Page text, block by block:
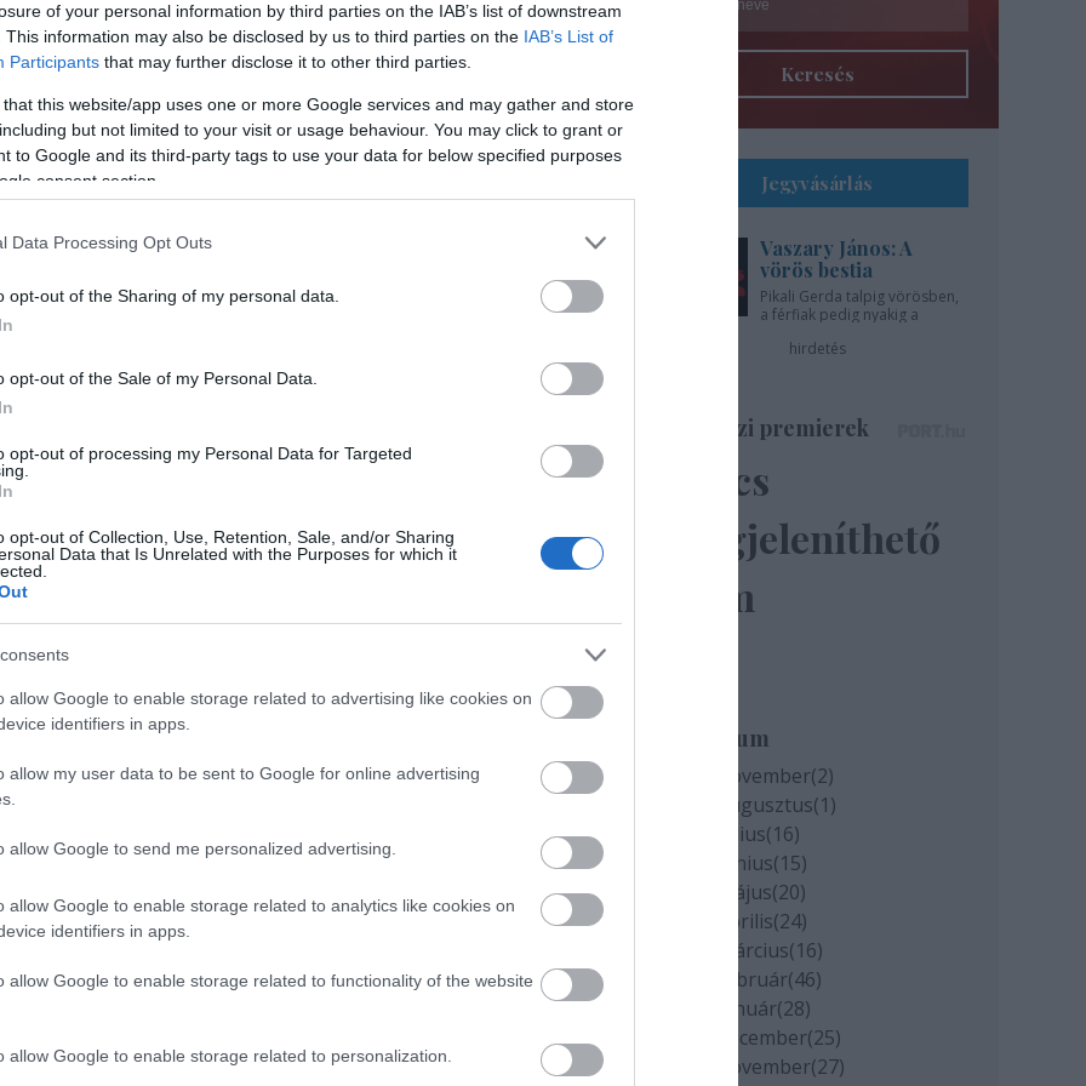
of your personal information by third parties on the IAB’s list of downstream
This information may also be disclosed by us to third parties on the IAB’s List of
Participants that may further disclose it to other third parties.
that this website/app uses one or more Google services and may gather and store
but not limited to your visit or usage behaviour. You may click to grant or
to Google and its third-party tags to use your data for below specified purposes
consent section.
Data Processing Opt Outs
opt-out of the Sharing of my personal data.
opt-out of the Sale of my Personal Data.
opt-out of processing my Personal Data for Targeted
opt-out of Collection, Use, Retention, Sale, and/or Sharing
Data that Is Unrelated with the Purposes for which it
allow Google to enable storage related to advertising like cookies on
identifiers in apps.
allow my user data to be sent to Google for online advertising
allow Google to send me personalized advertising.
allow Google to enable storage related to analytics like cookies on
identifiers in apps.
allow Google to enable storage related to functionality of the website
allow Google to enable storage related to personalization.
Sodró Eliza: "Színészként a katarzist nem
tudjuk garantálni"
„Ilyen rendkívüli és teljesen egyedi helyzettel
még nem kellett szembenéznünk.”
terjedését megakadályozó és érthető kormányzati
Őze Áron: „a színház élő műfaj, amelynek varázsa
A Bartók Kamaraszínház és Művészetek Háza
Magyarországon elsőként előleget fizet jövedelem
bevezetett korlátozások időszaka alatt.
Kovács András Péter: „Mindig átéreztem a
humoristák társadalmi felelősségvállalásának
leghatásosabban szólította meg az embereket a
András Péter karantén slágerével, amely pillanatok
Keresés
Jegyvásárlás
Vaszary János: A
vörös bestia
Pikali Gerda talpig vörösben,
a férfiak pedig nyakig a
hirdetés
Színházi premierek
Nincs
megjeleníthető
elem
Archívum
2020 november(2)
2020 augusztus(1)
2020 július(16)
2020 június(15)
2020 május(20)
2020 április(24)
2020 március(16)
2020 február(46)
2020 január(28)
2019 december(25)
2019 november(27)